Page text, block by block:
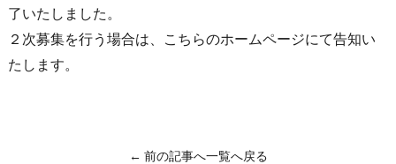
了いたしました。
２次募集を行う場合は、こちらのホームページにて告知い
たします。
← 前の記事へ一覧へ戻る